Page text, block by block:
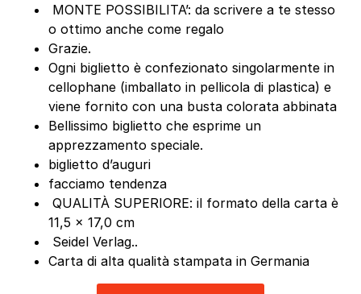
️ MONTE POSSIBILITA’: da scrivere a te stesso
o ottimo anche come regalo
Grazie.
Ogni biglietto è confezionato singolarmente in
cellophane (imballato in pellicola di plastica) e
viene fornito con una busta colorata abbinata
Bellissimo biglietto che esprime un
apprezzamento speciale.
biglietto d’auguri
facciamo tendenza
️ QUALITÀ SUPERIORE: il formato della carta è
11,5 x 17,0 cm
️ Seidel Verlag..
Carta di alta qualità stampata in Germania